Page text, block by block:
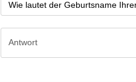
Antwort